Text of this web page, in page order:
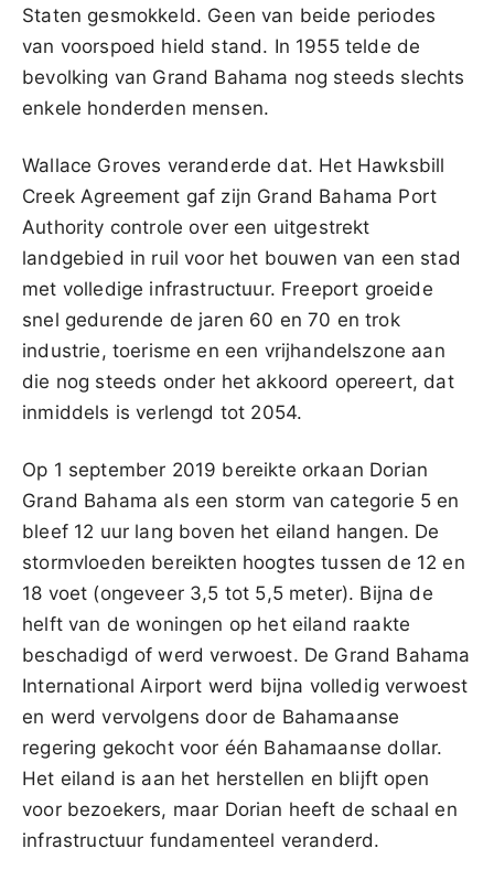
Staten gesmokkeld. Geen van beide periodes
van voorspoed hield stand. In 1955 telde de
bevolking van Grand Bahama nog steeds slechts
enkele honderden mensen.
Wallace Groves veranderde dat. Het Hawksbill
Creek Agreement gaf zijn Grand Bahama Port
Authority controle over een uitgestrekt
landgebied in ruil voor het bouwen van een stad
met volledige infrastructuur. Freeport groeide
snel gedurende de jaren 60 en 70 en trok
industrie, toerisme en een vrijhandelszone aan
die nog steeds onder het akkoord opereert, dat
inmiddels is verlengd tot 2054.
Op 1 september 2019 bereikte orkaan Dorian
Grand Bahama als een storm van categorie 5 en
bleef 12 uur lang boven het eiland hangen. De
stormvloeden bereikten hoogtes tussen de 12 en
18 voet (ongeveer 3,5 tot 5,5 meter). Bijna de
helft van de woningen op het eiland raakte
beschadigd of werd verwoest. De Grand Bahama
International Airport werd bijna volledig verwoest
en werd vervolgens door de Bahamaanse
regering gekocht voor één Bahamaanse dollar.
Het eiland is aan het herstellen en blijft open
voor bezoekers, maar Dorian heeft de schaal en
infrastructuur fundamenteel veranderd.